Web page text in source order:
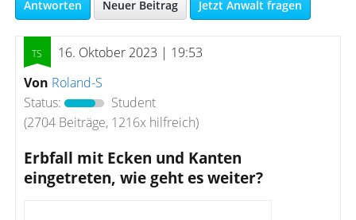
Antworten Neuer Beitrag Jetzt Anwalt fragen
16. Oktober 2023 | 19:53
Von Roland-S
Status:
Student
(2704 Beiträge, 1216x hilfreich)
Erbfall mit Ecken und Kanten
eingetreten, wie geht es weiter?